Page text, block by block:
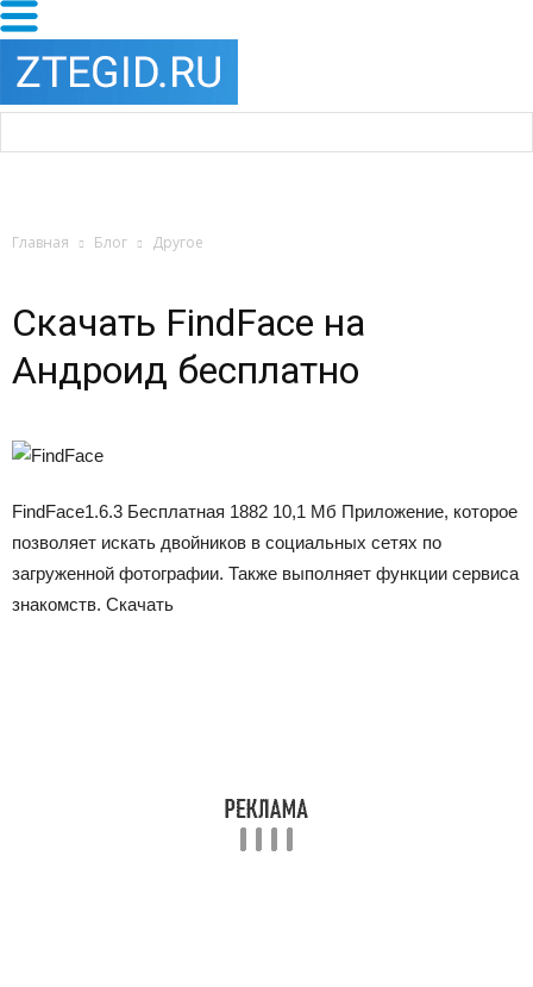
Главная Блог Другое
Скачать FindFace на
Андроид бесплатно
FindFace1.6.3 Бесплатная 1882 10,1 Мб Приложение, которое
позволяет искать двойников в социальных сетях по
загруженной фотографии. Также выполняет функции сервиса
знакомств. Скачать